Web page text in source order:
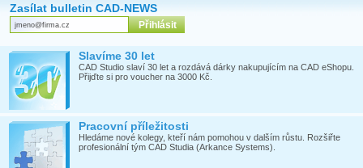
Zasílat bulletin CAD-NEWS
Slavíme 30 let
CAD Studio slaví 30 let a rozdává dárky nakupujícím na CAD eShopu.
Přijďte si pro voucher na 3000 Kč.
Pracovní příležitosti
Hledáme nové kolegy, kteří nám pomohou v dalším růstu. Rozšiřte
profesionální tým CAD Studia (Arkance Systems).